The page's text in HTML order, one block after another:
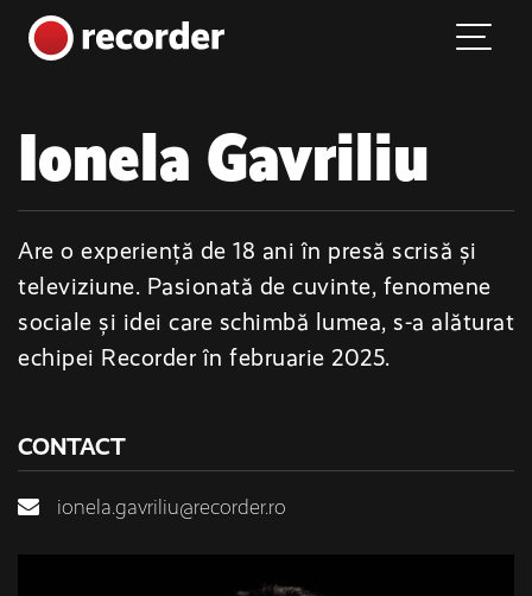
Skip to content
Main Navigation
Ionela Gavriliu
Are o experiență de 18 ani în presă scrisă și
televiziune. Pasionată de cuvinte, fenomene
sociale și idei care schimbă lumea, s-a alăturat
echipei Recorder în februarie 2025.
CONTACT
ionela.gavriliu@recorder.ro